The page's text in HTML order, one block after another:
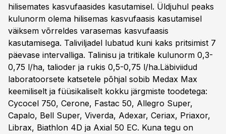
hilisemates kasvufaasides kasutamisel. Üldjuhul peaks
kulunorm olema hilisemas kasvufaasis kasutamisel
väiksem võrreldes varasemas kasvufaasis
kasutamisega. Taliviljadel lubatud kuni kaks pritsimist 7
päevase intervalliga. Talinisu ja tritikale kulunorm 0,3-
0,75 l/ha, talioder ja rukis 0,5-0,75 l/ha.Läbiviidud
laboratoorsete katsetele põhjal sobib Medax Max
keemiliselt ja füüsikaliselt kokku järgmiste toodetega:
Cycocel 750, Cerone, Fastac 50, Allegro Super,
Capalo, Bell Super, Viverda, Adexar, Ceriax, Priaxor,
Librax, Biathlon 4D ja Axial 50 EC. Kuna tegu on